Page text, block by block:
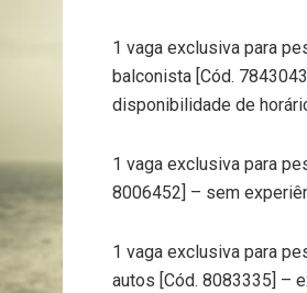
1 vaga exclusiva para
balconista [Cód.
disponibilidade de
1 vaga exclusiva para
8006452] – sem
1 vaga exclusiva para
autos [Cód. 8083335] –